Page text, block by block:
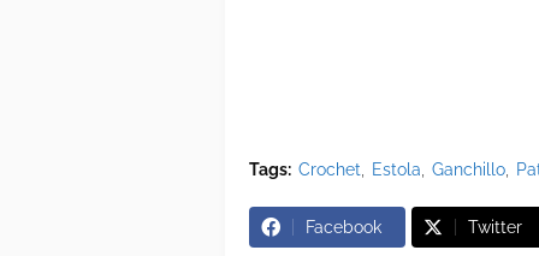
Tags: Crochet Estola Ganchillo
Facebook Twitter